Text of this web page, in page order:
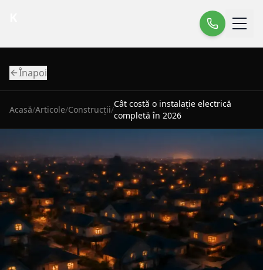
Înapoi
Acasă/Articole/Construcții/
Cât costă o instalație electrică
completă în 2026